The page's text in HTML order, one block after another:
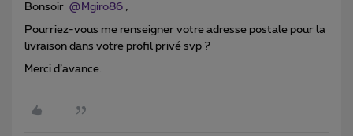
Bonsoir @Mgiro86 ,
Pourriez-vous me renseigner votre adresse postale pour la
livraison dans votre profil privé svp ?
Merci d’avance.